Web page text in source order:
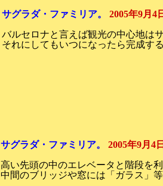
サグラダ・ファミリア。 2005年9月4
バルセロナと言えば観光の中心地は
それにしてもいつになったら完成す
サグラダ・ファミリア。 2005年9月4
高い先頭の中のエレベータと階段を
中間のブリッジや窓には「ガラス」